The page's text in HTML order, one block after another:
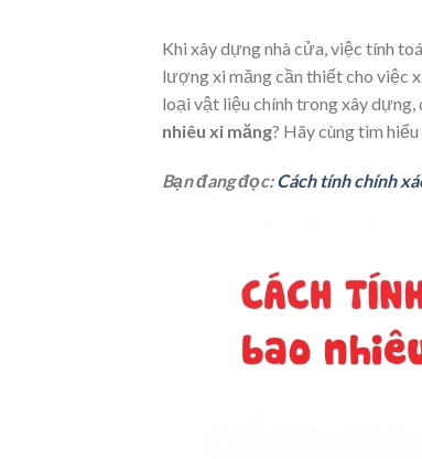
Khi xây dựng nhà cửa, việc tính
lượng xi măng cần thiết cho việc
loại vật liệu chính trong xây
nhiêu xi măng? Hãy cùng tìm
Bạn đang đọc:Cách tính chính